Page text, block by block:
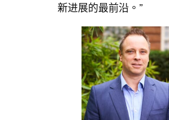
新进展的最前沿。”